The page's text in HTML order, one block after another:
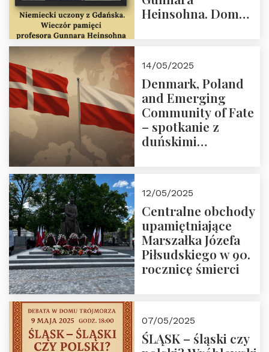
Heinsohna. Dom
14/05/2025
Denmark, Poland
and Emerging
Community of Fate
– spotkanie z
duńskimi
12/05/2025
Centralne obchody
upamiętniające
Marszałka Józefa
Piłsudskiego w 90.
rocznicę śmierci
07/05/2025
ŚLĄSK – śląski czy